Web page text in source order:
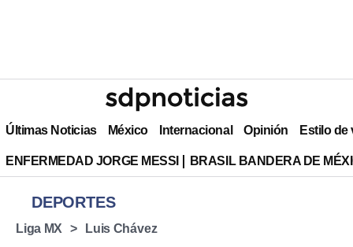
Últimas Noticias México Internacional Opinión Estilo de
ENFERMEDAD JORGE MESSI BRASIL BANDERA DE
DEPORTES
Liga MX Luis Chávez